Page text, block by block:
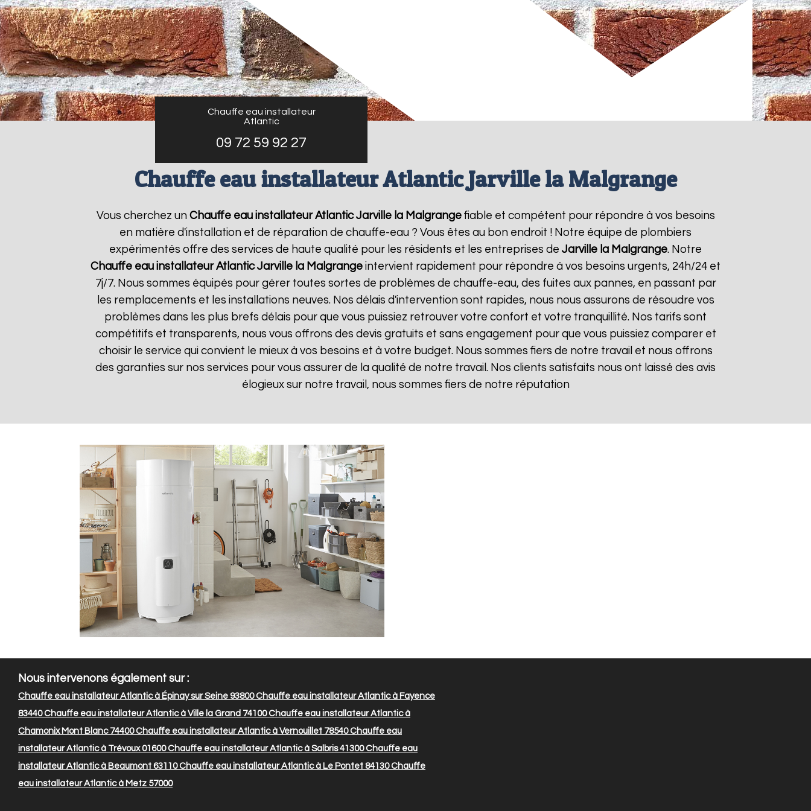
Chauffe eau installateur
Atlantic
09 72 59 92 27
Chauffe eau installateur Atlantic Jarville la Malgrange
Vous cherchez un Chauffe eau installateur Atlantic Jarville la Malgrangefiable et compétent pour répondre à vos besoins
en matière d'installation et de réparation de chauffe-eau ? Vous êtes au bon endroit ! Notre équipe de plombiers
expérimentés offre des services de haute qualité pour les résidents et les entreprises de Jarville la Malgrange. Notre
Chauffe eau installateur Atlantic Jarville la Malgrange intervient rapidement pour répondre à vos besoins urgents, 24h/24 et
7j/7. Nous sommes équipés pour gérer toutes sortes de problèmes de chauffe-eau, des fuites aux pannes, en passant par
les remplacements et les installations neuves. Nos délais d'intervention sont rapides, nous nous assurons de résoudre vos
problèmes dans les plus brefs délais pour que vous puissiez retrouver votre confort et votre tranquillité. Nos tarifs sont
compétitifs et transparents, nous vous offrons des devis gratuits et sans engagement pour que vous puissiez comparer et
choisir le service qui convient le mieux à vos besoins et à votre budget. Nous sommes fiers de notre travail et nous offrons
des garanties sur nos services pour vous assurer de la qualité de notre travail. Nos clients satisfaits nous ont laissé des avis
élogieux sur notre travail, nous sommes fiers de notre réputation
Nous intervenons également sur :
Chauffe eau installateur Atlantic à Épinay sur Seine 93800Chauffe eau installateur Atlantic à Fayence
83440Chauffe eau installateur Atlantic à Ville la Grand 74100Chauffe eau installateur Atlantic à
Chamonix Mont Blanc 74400Chauffe eau installateur Atlantic à Vernouillet 78540Chauffe eau
installateur Atlantic à Trévoux 01600Chauffe eau installateur Atlantic à Salbris 41300Chauffe eau
installateur Atlantic à Beaumont 63110Chauffe eau installateur Atlantic à Le Pontet 84130Chauffe
eau installateur Atlantic à Metz 57000